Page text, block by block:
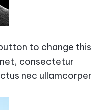
to change this
consectetur
nec ullamcorper